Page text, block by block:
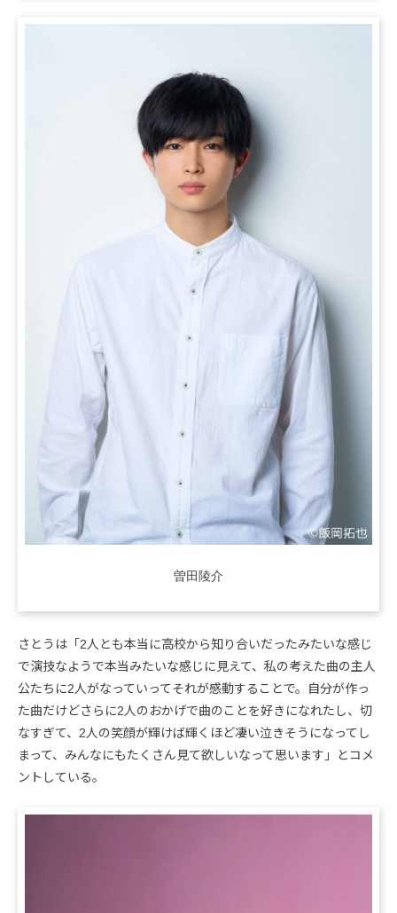
曽田陵介
さとうは「2人とも本当に高校から知り合いだったみたいな感じ
で演技なようで本当みたいな感じに見えて、私の考えた曲の主人
公たちに2人がなっていってそれが感動することで。自分が作っ
た曲だけどさらに2人のおかげで曲のことを好きになれたし、切
なすぎて、2人の笑顔が輝けば輝くほど凄い泣きそうになってし
まって、みんなにもたくさん見て欲しいなって思います」とコメ
ントしている。